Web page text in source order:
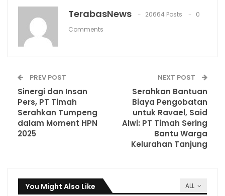
TerabasNews 20664 Posts
0
Comments
PREV POST
Sinergi dan Insan
Pers, PT Timah
Serahkan Tumpeng
dalam Moment HPN
2025
NEXT POST
Serahkan Bantuan
Biaya Pengobatan
untuk Ravael, Said
Alwi: PT Timah Sering
Bantu Warga
Kelurahan Tanjung
ALL
You Might Also Like